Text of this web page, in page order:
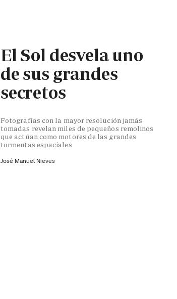
El Sol desvela uno
de sus grandes
secretos
Fotografías con la mayor resolución jamás
tomadas revelan miles de pequeños remolinos
que actúan como motores de las grandes
tormentas espaciales
José Manuel Nieves